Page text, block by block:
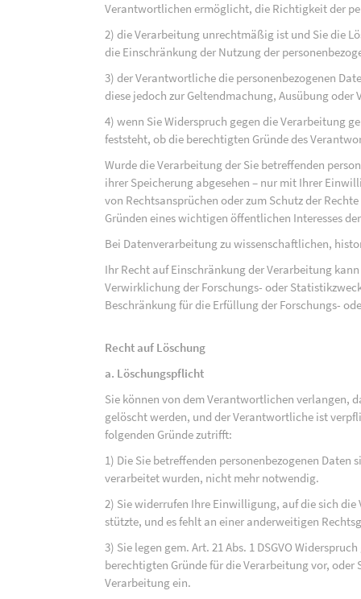
Verantwortlichen ermöglicht, die Richtigkeit der
2) die Verarbeitung unrechtmäßig ist und Sie die
die Einschränkung der Nutzung der
3) der Verantwortliche die personenbezogenen
diese jedoch zur Geltendmachung, Ausübung
4) wenn Sie Widerspruch gegen die Verarbeitung
feststeht, ob die berechtigten Gründe des
Wurde die Verarbeitung der Sie betreffenden
ihrer Speicherung abgesehen – nur mit Ihrer
von Rechtsansprüchen oder zum Schutz der
Gründen eines wichtigen öffentlichen Interesses
Bei Datenverarbeitung zu wissenschaftlichen,
Ihr Recht auf Einschränkung der Verarbeitung
Verwirklichung der Forschungs- oder
Beschränkung für die Erfüllung der Forschungs-
Recht auf Löschung
a. Löschungspflicht
Sie können von dem Verantwortlichen verlangen,
gelöscht werden, und der Verantwortliche ist
folgenden Gründe zutrifft:
1) Die Sie betreffenden personenbezogenen Daten
verarbeitet wurden, nicht mehr notwendig.
2) Sie widerrufen Ihre Einwilligung, auf die sich die
stützte, und es fehlt an einer anderweitigen
3) Sie legen gem. Art. 21 Abs. 1 DSGVO
berechtigten Gründe für die Verarbeitung vor, oder
Verarbeitung ein.